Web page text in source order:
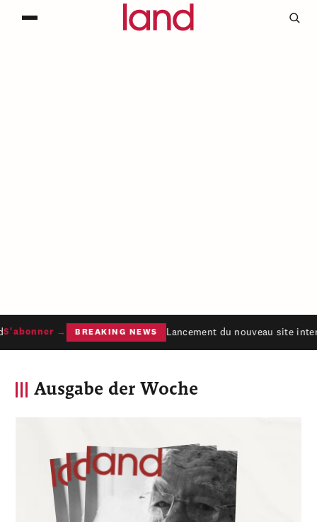
→ BREAKING NEWS Lancement du nouveau site
Ausgabe der Woche